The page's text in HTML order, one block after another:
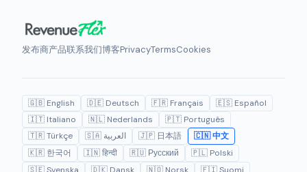
发布商产品联系我们博客PrivacyTermsCookies
🇬🇧 English 🇩🇪 Deutsch 🇫🇷 Français
🇪🇸 Español
🇮🇹 Italiano
🇳🇱 Nederlands
🇵🇹 Português
🇹🇷 Türkçe
🇸🇦 العربية 🇯🇵 日本語
🇨🇳 中文
🇰🇷 한국어
🇮🇳 हिन्दी 🇷🇺 Русский
🇵🇱 Polski